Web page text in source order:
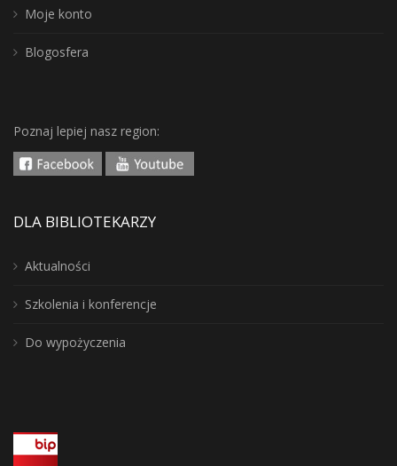
Moje konto
Blogosfera
Poznaj lepiej nasz region:
DLA BIBLIOTEKARZY
Aktualności
Szkolenia i konferencje
Do wypożyczenia